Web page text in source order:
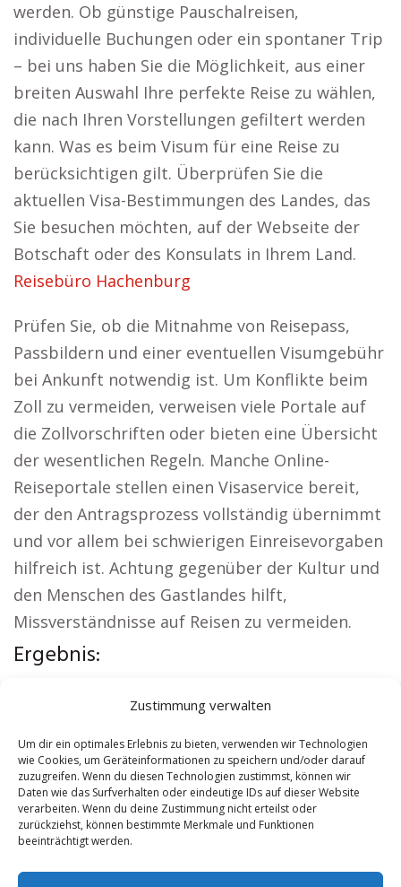
Zustimmung verwalten
Um dir ein optimales Erlebnis zu bieten, verwenden wir Technologien
wie Cookies, um Geräteinformationen zu speichern und/oder darauf
zuzugreifen. Wenn du diesen Technologien zustimmst, können wir
Daten wie das Surfverhalten oder eindeutige IDs auf dieser Website
verarbeiten. Wenn du deine Zustimmung nicht erteilst oder
zurückziehst, können bestimmte Merkmale und Funktionen
beeinträchtigt werden.
werden. Ob günstige Pauschalreisen,
individuelle Buchungen oder ein spontaner Trip
– bei uns haben Sie die Möglichkeit, aus einer
breiten Auswahl Ihre perfekte Reise zu wählen,
die nach Ihren Vorstellungen gefiltert werden
kann. Was es beim Visum für eine Reise zu
berücksichtigen gilt. Überprüfen Sie die
aktuellen Visa-Bestimmungen des Landes, das
Sie besuchen möchten, auf der Webseite der
Botschaft oder des Konsulats in Ihrem Land.
Reisebüro Hachenburg
Prüfen Sie, ob die Mitnahme von Reisepass,
Passbildern und einer eventuellen Visumgebühr
bei Ankunft notwendig ist. Um Konflikte beim
Zoll zu vermeiden, verweisen viele Portale auf
die Zollvorschriften oder bieten eine Übersicht
der wesentlichen Regeln. Manche Online-
Reiseportale stellen einen Visaservice bereit,
der den Antragsprozess vollständig übernimmt
und vor allem bei schwierigen Einreisevorgaben
hilfreich ist. Achtung gegenüber der Kultur und
den Menschen des Gastlandes hilft,
Missverständnisse auf Reisen zu vermeiden.
Ergebnis:
|Autovermietung Holstein
Versicherung Holstein |Hauskauf Holstein|
Hundeschule Holstein
Contents [show]
No tags for this post.